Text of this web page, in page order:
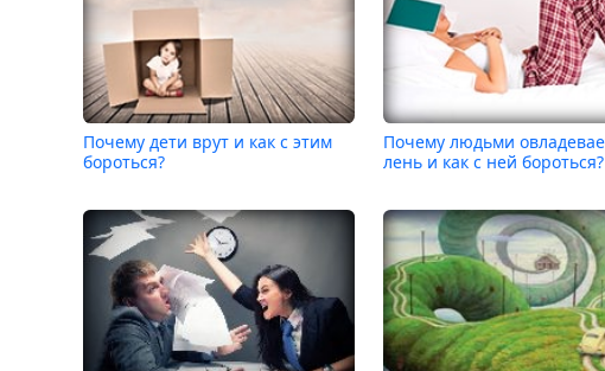
Почему дети врут и как с этим
бороться?
Почему людьми
лень и как с ней бороться?